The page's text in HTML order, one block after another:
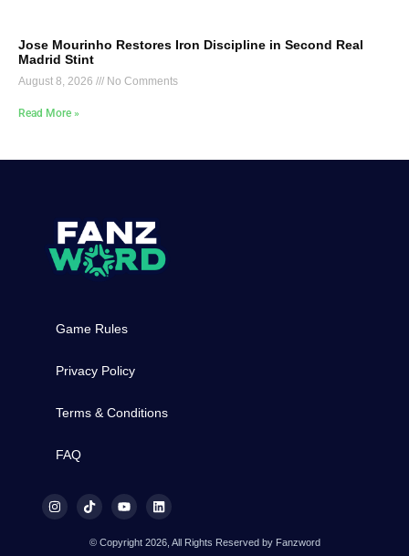
Jose Mourinho Restores Iron Discipline in Second Real
Madrid Stint
August 8, 2026 No Comments
Read More »
Game Rules
Privacy Policy
Terms & Conditions
FAQ
© Copyright 2026, All Rights Reserved by Fanzword